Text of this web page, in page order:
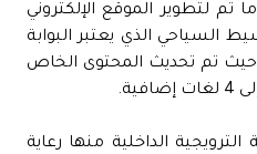
تم لتطوير الموقع الإلكتروني
السياحي الذي يعتبر البوابة
حيث تم تحديث المحتوى الخاص
الداخلية منها رعاية